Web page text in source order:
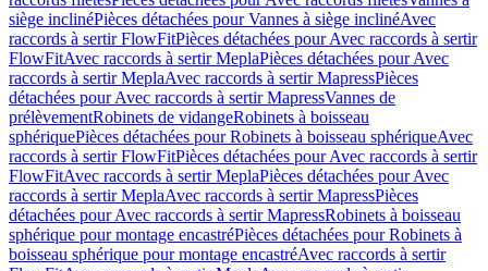
siège inclinéPièces détachées pour Vannes à siège inclinéAvec
raccords à sertir FlowFitPièces détachées pour Avec raccords à sertir
FlowFitAvec raccords à sertir MeplaPièces détachées pour Avec
raccords à sertir MeplaAvec raccords à sertir MapressPièces
détachées pour Avec raccords à sertir MapressVannes de
prélèvementRobinets de vidangeRobinets à boisseau
sphériquePièces détachées pour Robinets à boisseau sphériqueAvec
raccords à sertir FlowFitPièces détachées pour Avec raccords à sertir
FlowFitAvec raccords à sertir MeplaPièces détachées pour Avec
raccords à sertir MeplaAvec raccords à sertir MapressPièces
détachées pour Avec raccords à sertir MapressRobinets à boisseau
sphérique pour montage encastréPièces détachées pour Robinets à
boisseau sphérique pour montage encastréAvec raccords à sertir